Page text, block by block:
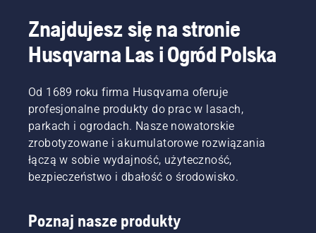
Znajdujesz się na stronie
Husqvarna Las i Ogród Polska
Od 1689 roku firma Husqvarna oferuje
profesjonalne produkty do prac w lasach,
parkach i ogrodach. Nasze nowatorskie
zrobotyzowane i akumulatorowe rozwiązania
łączą w sobie wydajność, użyteczność,
bezpieczeństwo i dbałość o środowisko.
Poznaj nasze produkty